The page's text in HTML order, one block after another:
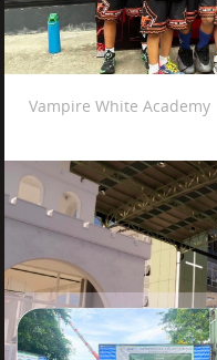
Vampire White Academy